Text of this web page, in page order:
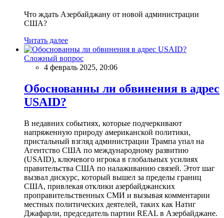
Что ждать Азербайджану от новой администрации
США?
Читать далее
Сложный вопрос
4 февраль 2025, 20:06
Обоснованны ли обвинения в адрес
USAID?
В недавних событиях, которые подчеркивают
напряженную природу американской политики,
пристальный взгляд администрации Трампа упал на
Агентство США по международному развитию
(USAID), ключевого игрока в глобальных усилиях
правительства США по налаживанию связей. Этот шаг
вызвал дискурс, который вышел за пределы границ
США, привлекая отклики азербайджанских
проправительственных СМИ и вызывая комментарии
местных политических деятелей, таких как Натиг
Джафарли, председатель партии REAL в Азербайджане.